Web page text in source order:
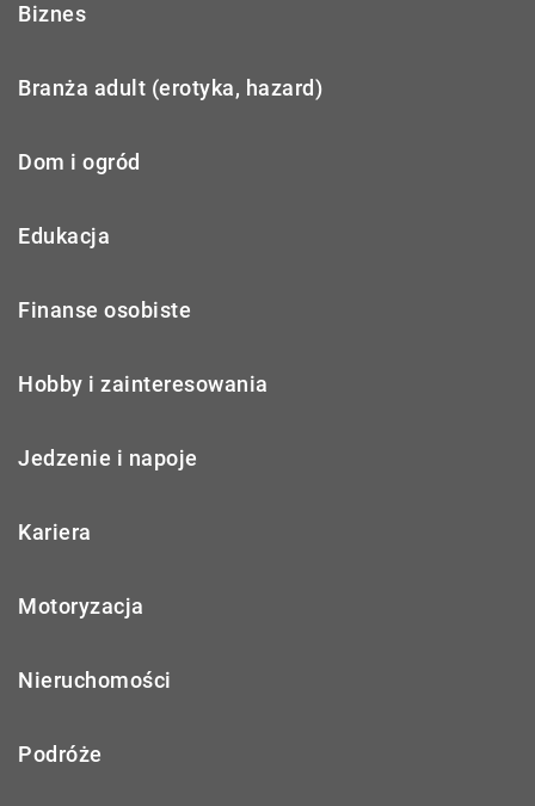
Biznes
Branża adult (erotyka, hazard)
Dom i ogród
Edukacja
Finanse osobiste
Hobby i zainteresowania
Jedzenie i napoje
Kariera
Motoryzacja
Nieruchomości
Podróże